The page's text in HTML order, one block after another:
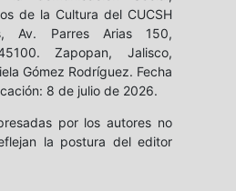
de la Cultura del CUCSH
Av. Parres Arias 150,
Zapopan, Jalisco,
Gómez Rodríguez. Fecha
8 de julio de 2026.
por los autores no
la postura del editor